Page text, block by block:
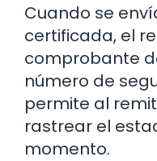
Cuando se
certificada, el
comprobante
número de
permite al
rastrear el
momento.